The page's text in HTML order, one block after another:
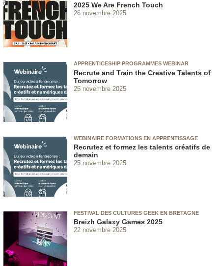
2025 We Are French Touch
26 novembre 2025
APPRENTICESHIP PROGRAMMES WEBINAR
Recrute and Train the Creative Talents of
Tomorrow
25 novembre 2025
WEBINAIRE FORMATIONS EN APPRENTISSAGE
Recrutez et formez les talents créatifs de
demain
25 novembre 2025
FESTIVAL DES CULTURES GEEK EN BRETAGNE
Breizh Galaxy Games 2025
22 novembre 2025